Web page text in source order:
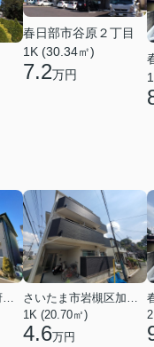
春日部市谷原２丁目
1K (30.34㎡)
7.2万円
さいたま市岩槻区府内１丁目
さいたま市岩槻区加倉１丁目
1K (20.70㎡)
4.6万円